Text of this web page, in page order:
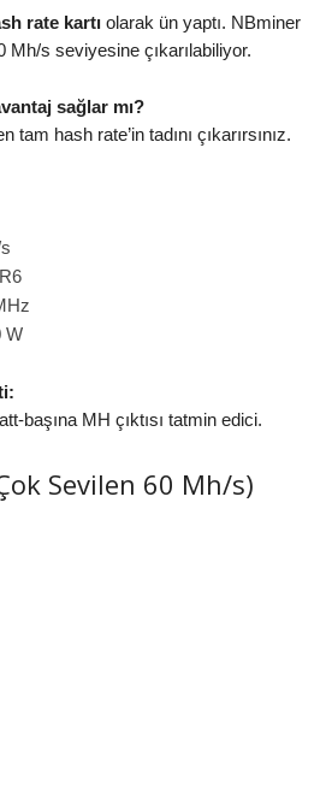
rate kartı olarak ün yaptı. NBminer
s seviyesine çıkarılabiliyor.
sağlar mı?
hash rate’in tadını çıkarırsınız.
W
başına MH çıktısı tatmin edici.
Sevilen 60 Mh/s)